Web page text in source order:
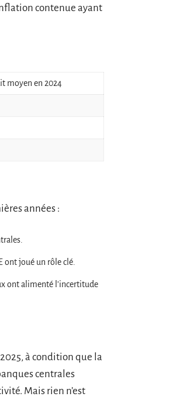
contenue ayant
moyen en 2024
années :
ont joué un rôle clé.
ont alimenté l’incertitude
à condition que la
centrales
Mais rien n’est